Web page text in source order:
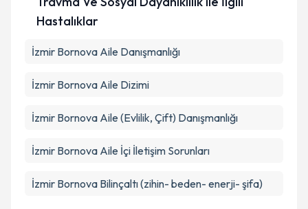
Hastalıklar
İzmir Bornova Aile Danışmanlığı
İzmir Bornova Aile Dizimi
İzmir Bornova Aile (Evlilik, Çift) Danışmanlığı
İzmir Bornova Aile İçi İletişim Sorunları
İzmir Bornova Bilinçaltı (zihin- beden- enerji- şifa)